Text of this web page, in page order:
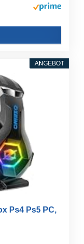
ANGEBOT
Ps4 Ps5 PC,